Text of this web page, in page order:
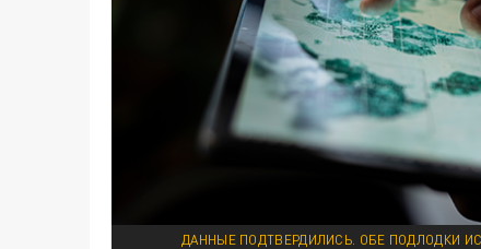
ДАННЫЕ ПОДТВЕРДИЛИСЬ. ОБЕ ПОДЛОДКИ